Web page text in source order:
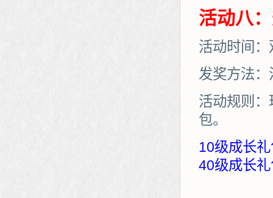
活动八
活动时间
发奖方法
活动规则
包。
10级成长
40级成长